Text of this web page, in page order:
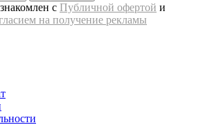
с Публичной офертой и
на получение рекламы